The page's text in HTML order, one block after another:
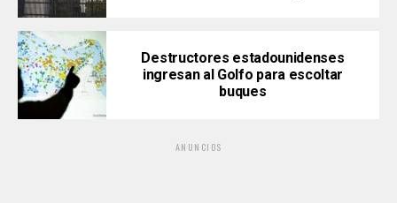
Destructores estadounidenses
ingresan al Golfo para escoltar
buques
ANUNCIOS